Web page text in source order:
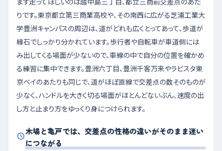
りです。東京都立第三商業高校や、その南西に広がる芝浦工業大
学豊洲キャンパスの周辺は、道がどれも広くとってあって、歩道が
縁石でしっかり分かれています。歩行者や自転車が車道側には
み出してくる場面が少ないので、車線の中で自分の位置を確かめ
る練習に集中できます。豊洲六丁目、豊洲千客万来やラビスタ東
京ベイのあたりも同じで、道がほぼ直線で交差点の数そのものが
少なく、ハンドルを大きく切る場面がほとんどないぶん、速度の出
し方と止まり方をゆっくり身につけられます。
木場と亀戸では、交差点の性格の違いがそのまま迷い
につながる